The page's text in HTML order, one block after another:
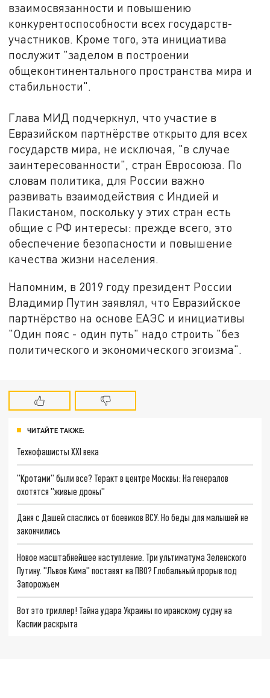
взаимосвязанности и повышению
конкурентоспособности всех государств-
участников. Кроме того, эта инициатива
послужит "заделом в построении
общеконтинентального пространства мира и
стабильности".
Глава МИД подчеркнул, что участие в
Евразийском партнёрстве открыто для всех
государств мира, не исключая, "в случае
заинтересованности", стран Евросоюза. По
словам политика, для России важно
развивать взаимодействия с Индией и
Пакистаном, поскольку у этих стран есть
общие с РФ интересы: прежде всего, это
обеспечение безопасности и повышение
качества жизни населения.
Напомним, в 2019 году президент России
Владимир Путин заявлял, что Евразийское
партнёрство на основе ЕАЭС и инициативы
"Один пояс - один путь" надо строить "без
политического и экономического эгоизма".
ЧИТАЙТЕ ТАКЖЕ:
Технофашисты XXI века
"Кротами" были все? Теракт в центре Москвы: На генералов
охотятся "живые дроны"
Даня с Дашей спаслись от боевиков ВСУ. Но беды для малышей не
закончились
Новое масштабнейшее наступление. Три ультиматума Зеленского
Путину. "Львов Кима" поставят на ПВО? Глобальный прорыв под
Запорожьем
Вот это триллер! Тайна удара Украины по иранскому судну на
Каспии раскрыта